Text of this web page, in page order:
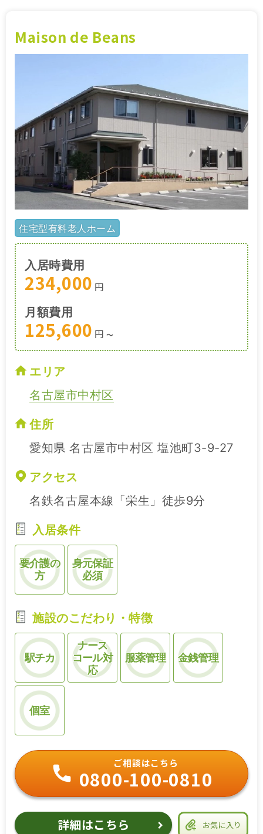
Maison de Beans
住宅型有料老人ホーム
入居時費用
234,000 円
月額費用
125,600 円 〜
エリア
名古屋市中村区
住所
愛知県 名古屋市中村区 塩池町3-9-27
アクセス
名鉄名古屋本線「栄生」徒歩9分
入居条件
要介護の
方
身元保証
必須
施設のこだわり・特徴
駅チカ
ナース
コール対
応
服薬管理 金銭管理
個室
お気に入り
ご相談はこちら
0800-100-0810
詳細はこちら